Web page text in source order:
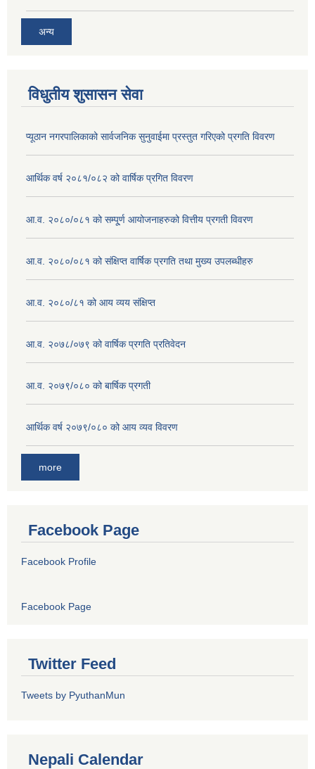
अन्य
विधुतीय शुसासन सेवा
प्यूठान नगरपालिकाको सार्वजनिक सुनुवाईमा प्रस्तुत गरिएको प्रगति विवरण
आर्थिक वर्ष २०८१/०८२ को वार्षिक प्रगित विवरण
आ.व. २०८०/०८१ को सम्पू्र्ण आयोजनाहरुको वित्तीय प्रगती विवरण
आ.व. २०८०/०८१ को संक्षिप्त वार्षिक प्रगति तथा मुख्य उपलब्धीहरु
आ.व. २०८०/८१ को आय व्यय संक्षिप्त
आ.व. २०७८/०७९ को वार्षिक प्रगति प्रतिवेदन
आ.व. २०७९/०८० को बार्षिक प्रगती
आर्थिक वर्ष २०७९/०८० को आय व्यव विवरण
more
Facebook Page
Facebook Profile
Facebook Page
Twitter Feed
Tweets by PyuthanMun
Nepali Calendar